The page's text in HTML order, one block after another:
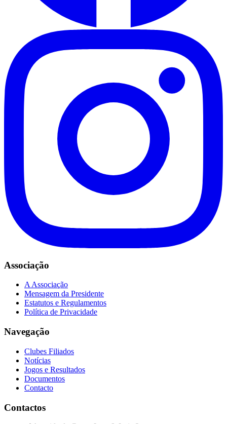
Associação
A Associação
Mensagem da Presidente
Estatutos e Regulamentos
Política de Privacidade
Navegação
Clubes Filiados
Notícias
Jogos e Resultados
Documentos
Contacto
Contactos